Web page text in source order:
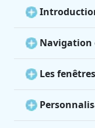
Navigation
Les fenêtres